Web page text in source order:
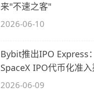
来"不速之客"
2026-06-10
Bybit推出IPO Express
SpaceX IPO代币化准
2026-06-09